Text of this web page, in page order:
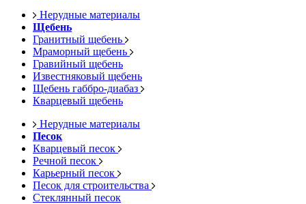
Нерудные материалы
Щебень
Гранитный щебень
Мраморный щебень
Гравийный щебень
Известняковый щебень
Щебень габбро-диабаз
Кварцевый щебень
Нерудные материалы
Песок
Кварцевый песок
Речной песок
Карьерный песок
Песок для строительства
Стеклянный песок